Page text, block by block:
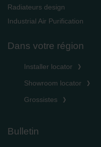
Radiateurs design
Industrial Air Purification
Dans votre région
Installer locator
Showroom locator
Grossistes
Bulletin